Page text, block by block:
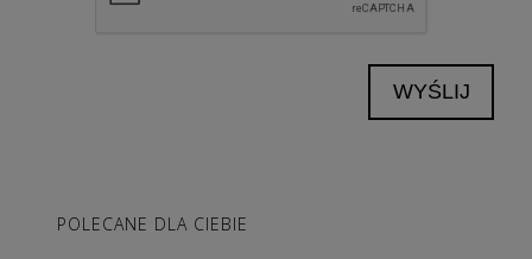
WYŚLIJ
POLECANE DLA CIEBIE